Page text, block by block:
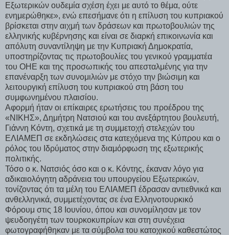
Εξωτερικών ουδεμία σχέση έχει με αυτό το θέμα, ούτε
ενημερώθηκε», ενώ επεσήμανε ότι η επίλυση του κυπριακού
βρίσκεται στην αιχμή των δράσεων και πρωτοβουλιών της
ελληνικής κυβέρνησης και είναι σε διαρκή επικοινωνία και
απόλυτη συναντίληψη με την Κυπριακή Δημοκρατία,
υποστηρίζοντας τις πρωτοβουλίες του γενικού γραμματέα
του ΟΗΕ και της προσωπικής του απεσταλμένης για την
επανέναρξη των συνομιλιών με στόχο την βιώσιμη και
λειτουργική επίλυση του κυπριακού στη βάση του
συμφωνημένου πλαισίου.
Αφορμή ήταν οι επίκαιρες ερωτήσεις του προέδρου της
«ΝΙΚΗΣ», Δημήτρη Νατσιού και του ανεξάρτητου βουλευτή,
Γιάννη Κόντη, σχετικά με τη συμμετοχή στελεχών του
ΕΛΙΑΜΕΠ σε εκδηλώσεις στα κατεχόμενα της Κύπρου και ο
ρόλος του Ιδρύματος στην διαμόρφωση της εξωτερικής
πολιτικής.
Τόσο ο κ. Νατσιός όσο και ο κ. Κόντης, έκαναν λόγο για
αδικαιολόγητη αδράνεια του υπουργείου Εξωτερικών,
τονίζοντας ότι τα μέλη του ΕΛΙΑΜΕΠ έδρασαν αντιεθνικά και
ανθελληνικά, συμμετέχοντας σε ένα Ελληνοτουρκικό
Φόρουμ στις 18 Ιουνίου, όπου και συνομίλησαν με τον
ψευδοηγέτη των τουρκοκυπρίων και στη συνέχεια
φωτογραφήθηκαν με τα σύμβολα του κατοχικού καθεστώτος